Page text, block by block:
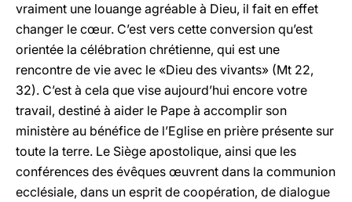
vraiment une louange agréable à Dieu, il fait en effet
changer le cœur. C’est vers cette conversion qu’est
orientée la célébration chrétienne, qui est une
rencontre de vie avec le «Dieu des vivants» (Mt 22,
32). C’est à cela que vise aujourd’hui encore votre
travail, destiné à aider le Pape à accomplir son
ministère au bénéfice de l’Eglise en prière présente sur
toute la terre. Le Siège apostolique, ainsi que les
conférences des évêques œuvrent dans la communion
ecclésiale, dans un esprit de coopération, de dialogue